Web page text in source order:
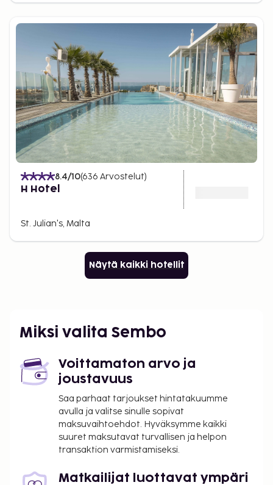
8.4/10(636 Arvostelut)
H Hotel
St. Julian's, Malta
Näytä kaikki hotellit
Miksi valita Sembo
Voittamaton arvo ja
joustavuus
Saa parhaat tarjoukset hintatakuumme
avulla ja valitse sinulle sopivat
maksuvaihtoehdot. Hyväksymme kaikki
suuret maksutavat turvallisen ja helpon
transaktion varmistamiseksi.
Matkailijat luottavat ympäri